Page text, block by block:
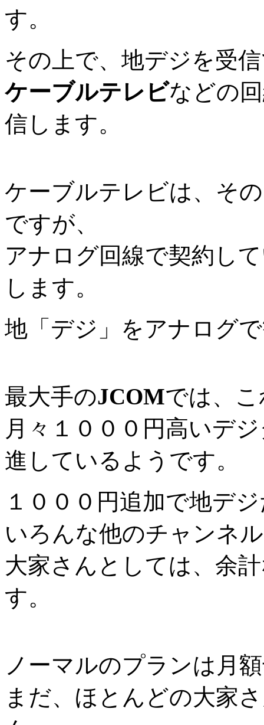
す。
その上で、地デジを受
ケーブルテレビなどの
信します。
ケーブルテレビは、そ
ですが、
アナログ回線で契約し
します。
地「デジ」をアナログ
最大手のJCOMでは、
月々１０００円高いデ
進しているようです。
１０００円追加で地デ
いろんな他のチャンネ
大家さんとしては、余
す。
ノーマルのプランは月
まだ、ほとんどの大家